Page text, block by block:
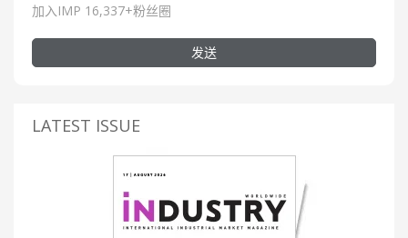
加入IMP 16,337+粉丝圈
发送
LATEST ISSUE